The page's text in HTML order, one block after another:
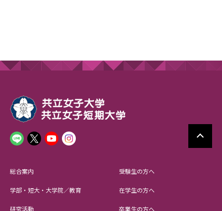
総合案内
学部・短大・大学院／教育
研究活動
受験生の方へ
在学生の方へ
卒業生の方へ